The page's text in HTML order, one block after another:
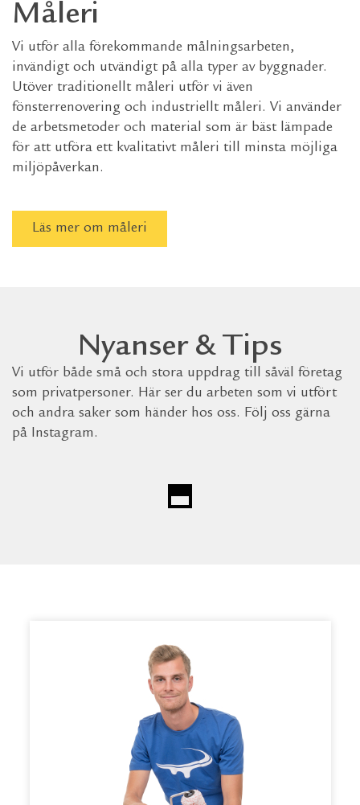
Måleri
Vi utför alla förekommande målningsarbeten,
invändigt och utvändigt på alla typer av byggnader.
Utöver traditionellt måleri utför vi även
fönsterrenovering och industriellt måleri. Vi använder
de arbetsmetoder och material som är bäst lämpade
för att utföra ett kvalitativt måleri till minsta möjliga
miljöpåverkan.
Läs mer om måleri
Nyanser & Tips
Vi utför både små och stora uppdrag till såväl företag
som privatpersoner. Här ser du arbeten som vi utfört
och andra saker som händer hos oss. Följ oss gärna
på Instagram.